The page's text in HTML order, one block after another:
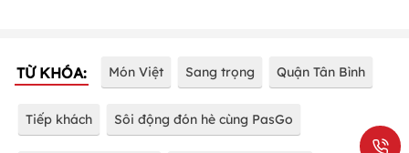
TỪ KHÓA: Món Việt Sang trọng Quận Tân Bình
Tiếp khách Sôi động đón hè cùng PasGo